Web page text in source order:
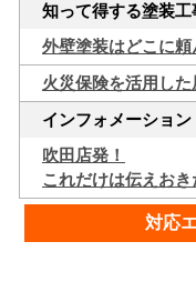
知って得する塗装
外壁塗装はどこに頼
火災保険を活用し
インフォメーション
吹田店発！
これだけは伝えお
対応